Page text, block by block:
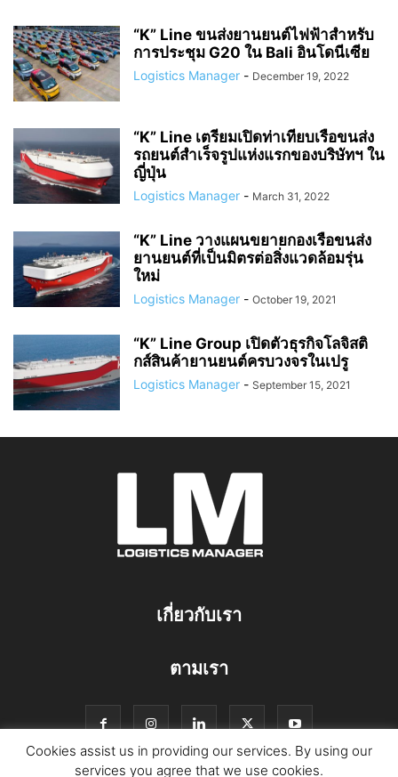
“K” Line ขนส่งยานยนต์ไฟฟ้าสำหรับ
การประชุม G20 ใน Bali อินโดนีเซีย
Logistics Manager - December 19, 2022
“K” Line เตรียมเปิดท่าเทียบเรือขนส่ง
รถยนต์สำเร็จรูปแห่งแรกของบริษัทฯ ใน
ญี่ปุ่น
Logistics Manager - March 31, 2022
“K” Line วางแผนขยายกองเรือขนส่ง
ยานยนต์ที่เป็นมิตรต่อสิ่งแวดล้อมรุ่น
ใหม่
Logistics Manager - October 19, 2021
“K” Line Group เปิดตัวธุรกิจโลจิสติ
กส์สินค้ายานยนต์ครบวงจรในเปรู
Logistics Manager - September 15, 2021
เกี่ยวกับเรา
ตามเรา
Cookies assist us in providing our services. By using our
services you agree that we use cookies.